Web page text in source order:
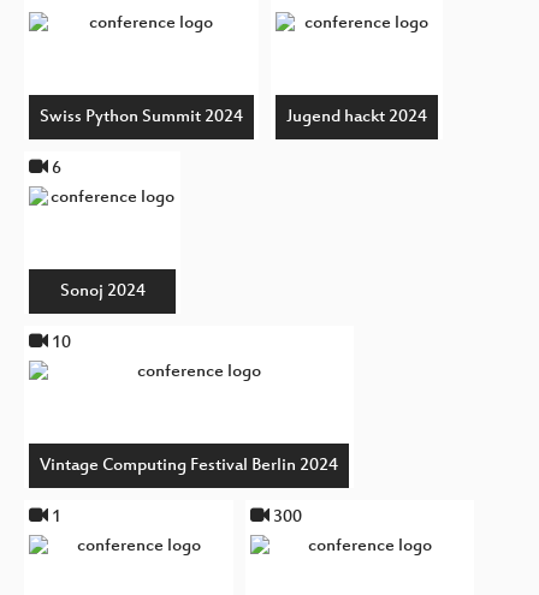
Swiss Python Summit 2024 Jugend hackt 2024
6
Sonoj 2024
10
Vintage Computing Festival Berlin 2024
1 300